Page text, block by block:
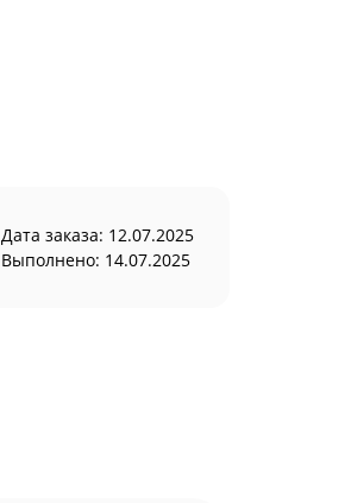
Дата заказа: 12.07.2025
Выполнено: 14.07.2025